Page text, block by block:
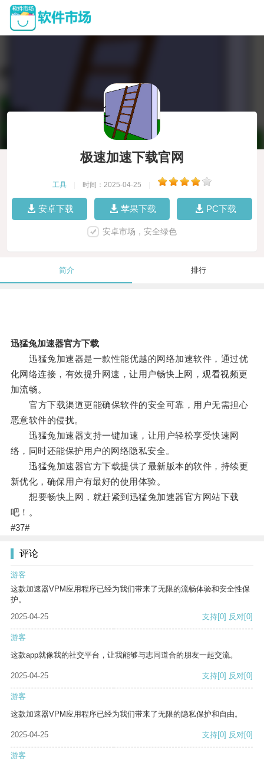
极速加速下载官网
工具 时间：2025-04-25
安卓下载 苹果下载 PC下载
安卓市场，安全绿色
简介 排行
迅猛兔加速器官方下载
迅猛兔加速器是一款性能优越的网络加速软件，通过优
化网络连接，有效提升网速，让用户畅快上网，观看视频更
加流畅。
官方下载渠道更能确保软件的安全可靠，用户无需担心
恶意软件的侵扰。
迅猛兔加速器支持一键加速，让用户轻松享受快速网
络，同时还能保护用户的网络隐私安全。
迅猛兔加速器官方下载提供了最新版本的软件，持续更
新优化，确保用户有最好的使用体验。
想要畅快上网，就赶紧到迅猛兔加速器官方网站下载
吧！。
#37#
评论
游客
这款加速器VPM应用程序已经为我们带来了无限的流畅体验和安全性保
护。
2025-04-25
支持[0] 反对[0]
游客
这款app就像我的社交平台，让我能够与志同道合的朋友一起交流。
2025-04-25 支持[0] 反对[0]
游客
这款加速器VPM应用程序已经为我们带来了无限的隐私保护和自由。
2025-04-25 支持[0] 反对[0]
游客